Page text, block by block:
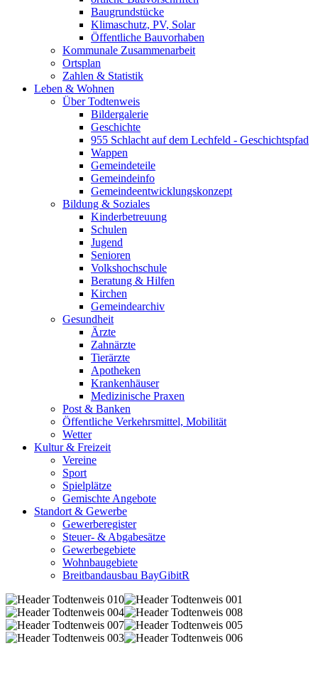
Baugrundstücke
Klimaschutz, PV, Solar
Öffentliche Bauvorhaben
Kommunale Zusammenarbeit
Ortsplan
Zahlen & Statistik
Leben & Wohnen
Über Todtenweis
Bildergalerie
Geschichte
955 Schlacht auf dem Lechfeld - Geschichtspfad
Wappen
Gemeindeteile
Gemeindeinfo
Gemeindeentwicklungskonzept
Bildung & Soziales
Kinderbetreuung
Schulen
Jugend
Senioren
Volkshochschule
Beratung & Hilfen
Kirchen
Gemeindearchiv
Gesundheit
Ärzte
Zahnärzte
Tierärzte
Apotheken
Krankenhäuser
Medizinische Praxen
Post & Banken
Öffentliche Verkehrsmittel, Mobilität
Wetter
Kultur & Freizeit
Vereine
Sport
Spielplätze
Gemischte Angebote
Standort & Gewerbe
Gewerberegister
Steuer- & Abgabesätze
Gewerbegebiete
Wohnbaugebiete
Breitbandausbau BayGibitR